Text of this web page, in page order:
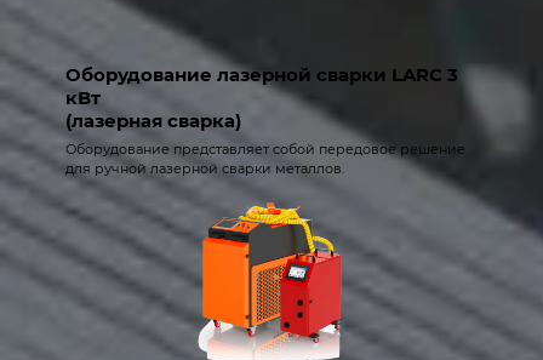
Оборудование лазерной сварки LARC 3
кВт
(лазерная сварка)
Оборудование представляет собой передовое решение
для ручной лазерной сварки металлов.